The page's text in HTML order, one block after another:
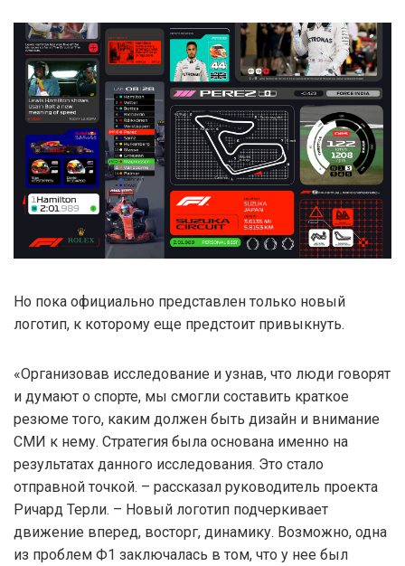
Но пока официально представлен только новый
логотип, к которому еще предстоит привыкнуть.
«Организовав исследование и узнав, что люди говорят
и думают о спорте, мы смогли составить краткое
резюме того, каким должен быть дизайн и внимание
СМИ к нему. Стратегия была основана именно на
результатах данного исследования. Это стало
отправной точкой. – рассказал руководитель проекта
Ричард Терли. – Новый логотип подчеркивает
движение вперед, восторг, динамику. Возможно, одна
из проблем Ф1 заключалась в том, что у нее был